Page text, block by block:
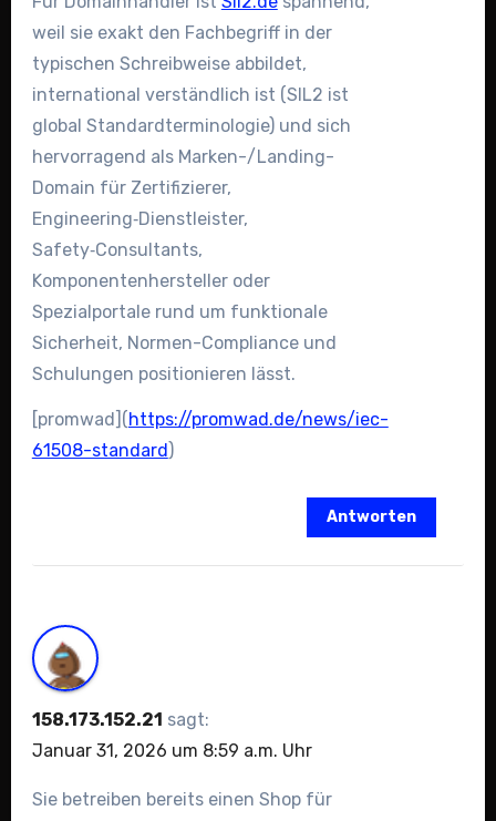
weil sie exakt den Fachbegriff in der
typischen Schreibweise abbildet,
international verständlich ist (SIL2 ist
global Standardterminologie) und sich
hervorragend als Marken-/Landing-
Domain für Zertifizierer,
Engineering‑Dienstleister,
Safety‑Consultants,
Komponentenhersteller oder
Spezialportale rund um funktionale
Sicherheit, Normen-Compliance und
Schulungen positionieren lässt.
[promwad](https://promwad.de/news/iec-
61508-standard)
Antworten
158.173.152.21 sagt:
Januar 31, 2026 um 8:59 a.m. Uhr
Sie betreiben bereits einen Shop für